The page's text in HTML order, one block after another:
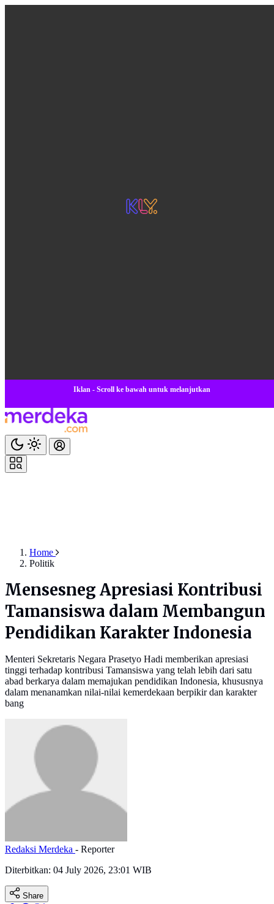
Iklan - Scroll ke bawah untuk melanjutkan
Home
Politik
Mensesneg Apresiasi Kontribusi
Tamansiswa dalam Membangun
Pendidikan Karakter Indonesia
Menteri Sekretaris Negara Prasetyo Hadi memberikan apresiasi
tinggi terhadap kontribusi Tamansiswa yang telah lebih dari satu
abad berkarya dalam memajukan pendidikan Indonesia, khususnya
dalam menanamkan nilai-nilai kemerdekaan berpikir dan karakter
bang
Redaksi Merdeka - Reporter
Diterbitkan: 04 July 2026, 23:01 WIB
Share